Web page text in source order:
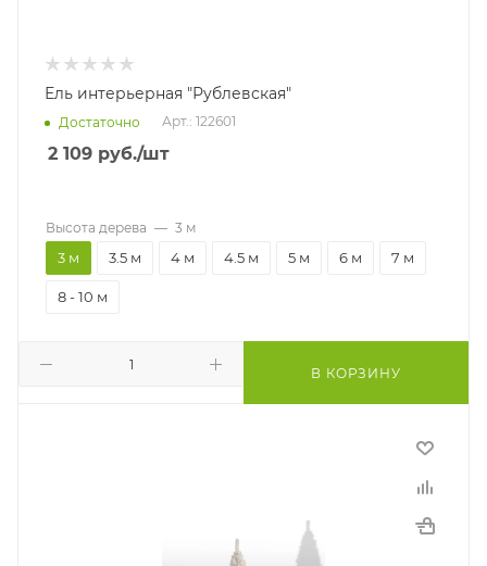
Ель интерьерная "Рублевская"
Достаточно Арт.: 122601
2 109 руб./шт
В КОРЗИНУ
Высота дерева — 3 м
3 м 3.5 м 4 м 4.5 м 5 м 6 м 7 м
8 - 10 м